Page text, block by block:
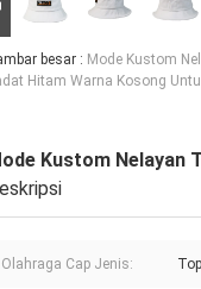
besar : Mode Kustom
Hitam Warna Kosong
Kustom Nelayan
Olahraga Cap Jenis: